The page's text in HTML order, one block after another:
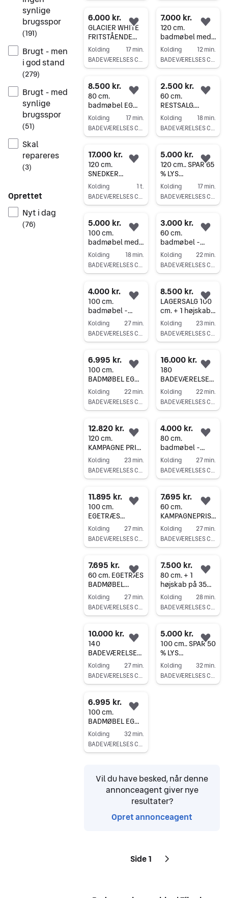
synlige
brugsspor
(191)
Brugt - men
i god stand
(279)
Brugt - med
synlige
brugsspor
(51)
Skal
repareres
(3)
Oprettet
Nyt i dag
(76)
6.000 kr.
GLACIER WHITE
FRITSTÅENDE
BADEVÆRELSES
MØBEL FRA
UDSTILLING
Kolding
17 min.
BADEVÆRELSES CENTER KOLDING
Føj til favoritter.
7.000 kr.
120 cm.
badmøbel med
vask i Højre
ELLER venstre
side. KUMA HVID
Kolding
12 min.
BADEVÆRELSES CENTER KOLDING
8.500 kr.
80 cm.
badmøbel EG
med højskab -
BADEVÆRELSES
MØBEL
Kolding
17 min.
BADEVÆRELSES CENTER KOLDING
Føj til favoritter.
2.500 kr.
60 cm.
RESTSALG.
bredde SPAR 70
% PÅ
BADEVÆRELSE
Kolding
18 min.
BADEVÆRELSES CENTER KOLDING
17.000 kr.
120 cm.
SNEDKER
BADEVÆRELSES
MØBEL MED
HØJSKAB
Kolding
1 t.
BADEVÆRELSES CENTER KOLDING
Føj til favoritter.
5.000 kr.
120 cm.. SPAR 65
% LYS
TRÆFARVET
BADSKAB MED
HVID MAT VASK
Kolding
17 min.
BADEVÆRELSES CENTER KOLDING
Føj
5.000 kr.
100 cm.
badmøbel med
KUMA HVID MAT
VASK
LAGERSALG.
Kolding
18 min.
BADEVÆRELSES CENTER KOLDING
Føj til favoritter.
3.000 kr.
60 cm.
badmøbel -
RESTSALG. SPAR
70 % PÅ
BADEVÆRELSE
Kolding
22 min.
BADEVÆRELSES CENTER KOLDING
4.000 kr.
100 cm.
badmøbel -
RESTSALG. SPAR
70 % PÅ
BADEVÆRELSE
Kolding
27 min.
BADEVÆRELSES CENTER KOLDING
Føj til favoritter.
8.500 kr.
LAGERSALG 100
cm. + 1 højskab
på 35 cm.
bredde SPAR 50
% PÅ
Kolding
23 min.
BADEVÆRELSES CENTER KOLDING
6.995 kr.
100 cm.
BADMØBEL EG
KAMPAGNEPRIS
-MED HVID VASK
Kolding
22 min.
BADEVÆRELSES CENTER KOLDING
Føj til favoritter.
16.000 kr.
180
BADEVÆRELSES
MØBEL SPAR 60
% MED HVID MAT
HELSTØBT
Kolding
22 min.
BADEVÆRELSES CENTER KOLDING
12.820 kr.
120 cm.
KAMPAGNE PRIS
- RØGET
EGETRÆS
BADMØBEL -
Kolding
23 min.
BADEVÆRELSES CENTER KOLDING
Føj til favoritter.
4.000 kr.
80 cm.
badmøbel -
RESTSALG. SPAR
70 % PÅ
BADEVÆRELSE
Kolding
27 min.
BADEVÆRELSES CENTER KOLDING
11.895 kr.
100 cm.
EGETRÆS
BADMØBEL
KAMPAGNEPRIS
-MED HVID VASK
Kolding
27 min.
BADEVÆRELSES CENTER KOLDING
Føj til favoritter.
7.695 kr.
60 cm.
KAMPAGNEPRIS
EGETRÆS
BADMØBEL -MED
HVID VASK -
Kolding
27 min.
BADEVÆRELSES CENTER KOLDING
7.695 kr.
60 cm. EGETRÆS
BADMØBEL
KAMPAGNEPRIS
-MED HVID VASK
-
Kolding
27 min.
BADEVÆRELSES CENTER KOLDING
Føj til favoritter.
7.500 kr.
80 cm. + 1
højskab på 35
cm. bredde
SPAR 50 % PÅ
BADEVÆRELSE
Kolding
28 min.
BADEVÆRELSES CENTER KOLDING
10.000 kr.
140
BADEVÆRELSES
MØBEL SPAR 60
% MED HVID MAT
HELSTØBT
Kolding
27 min.
BADEVÆRELSES CENTER KOLDING
Føj til favoritter.
5.000 kr.
100 cm.. SPAR 50
% LYS
TRÆFARVET
BADSKAB MED
HVID MAT VASK
Kolding
32 min.
BADEVÆRELSES CENTER KOLDING
Føj
6.995 kr.
100 cm.
BADMØBEL EG
KAMPAGNEPRIS
-MED HVID VASK
Kolding
32 min.
BADEVÆRELSES CENTER KOLDING
Vil du have besked, når denne
annonceagent giver nye
resultater?
Opret annonceagent
Sider
Side 1 Næste side
ikon